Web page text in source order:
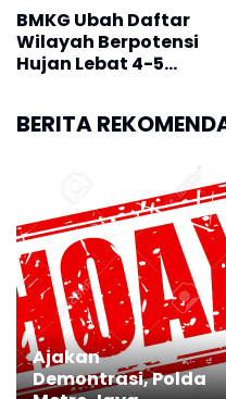
BMKG Ubah Daftar
Wilayah Berpotensi
Hujan Lebat 4-5
BERITA
Ajakan
Demontrasi, Polda